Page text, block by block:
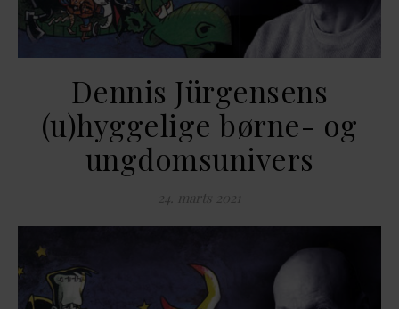
Dennis Jürgensens
(u)hyggelige børne- og
ungdomsunivers
24. marts 2021